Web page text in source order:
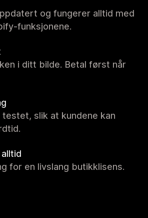
og fungerer alltid med
funksjonene.
i ditt bilde. Betal først når
slik at kundene kan
for en livslang butikklisens.